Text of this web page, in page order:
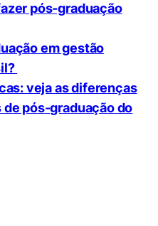
pós-graduação
em gestão
veja as diferenças
pós-graduação do